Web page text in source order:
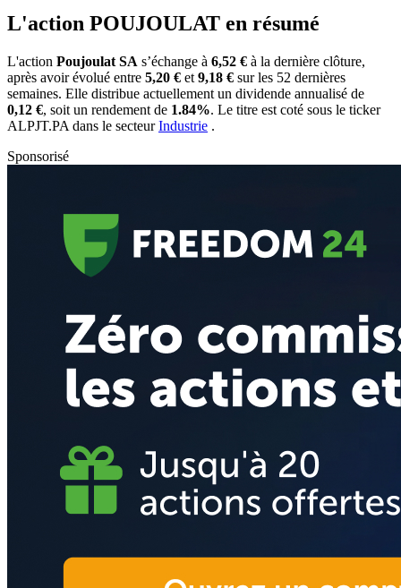
L'action POUJOULAT en résumé
L'action Poujoulat SA s’échange à 6,52 € à la dernière clôture,
après avoir évolué entre 5,20 € et 9,18 € sur les 52 dernières
semaines. Elle distribue actuellement un dividende annualisé de
0,12 €, soit un rendement de 1.84%. Le titre est coté sous le ticker
ALPJT.PA dans le secteurIndustrie .
Sponsorisé